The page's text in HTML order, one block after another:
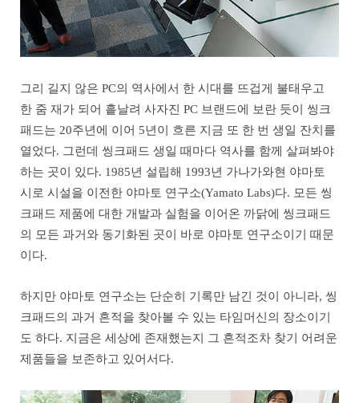
그리 길지 않은 PC의 역사에서 한 시대를 뜨겁게 불태우고
한 줌 재가 되어 흩날려 사자진 PC 브랜드에 보란 듯이 씽크
패드는 20주년에 이어 5년이 흐른 지금 또 한 번 생일 잔치를
열었다. 그런데 씽크패드 생일 때마다 역사를 함께 살펴봐야
하는 곳이 있다. 1985년 설립해 1993년 가나가와현 야마토
시로 시설을 이전한 야마토 연구소(Yamato Labs)다. 모든 씽
크패드 제품에 대한 개발과 실험을 이어온 까닭에 씽크패드
의 모든 과거와 동기화된 곳이 바로 야마토 연구소이기 때문
이다.
하지만 야마토 연구소는 단순히 기록만 남긴 것이 아니라, 씽
크패드의 과거 흔적을 찾아볼 수 있는 타임머신의 장소이기
도 하다. 지금은 세상에 존재했는지 그 흔적조차 찾기 어려운
제품들을 보존하고 있어서다.